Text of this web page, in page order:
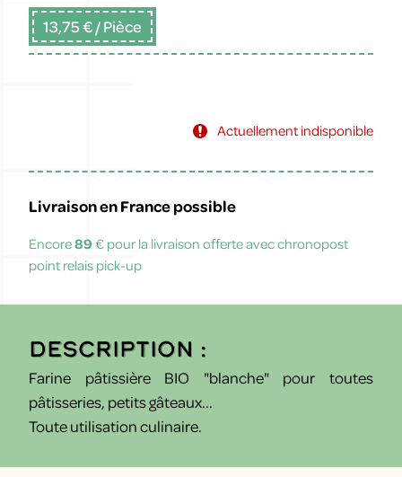
13,75 €/ Pièce
Actuellement indisponible
Livraison en France possible
Encore89 € pour la livraison offerte avec chronopost
point relais pick-up
Description :
Farine pâtissière BIO "blanche" pour toutes
pâtisseries, petits gâteaux...
Toute utilisation culinaire.